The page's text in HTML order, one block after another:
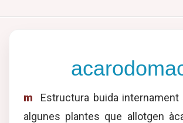
m
Estructura buida
algunes plantes que allotgen